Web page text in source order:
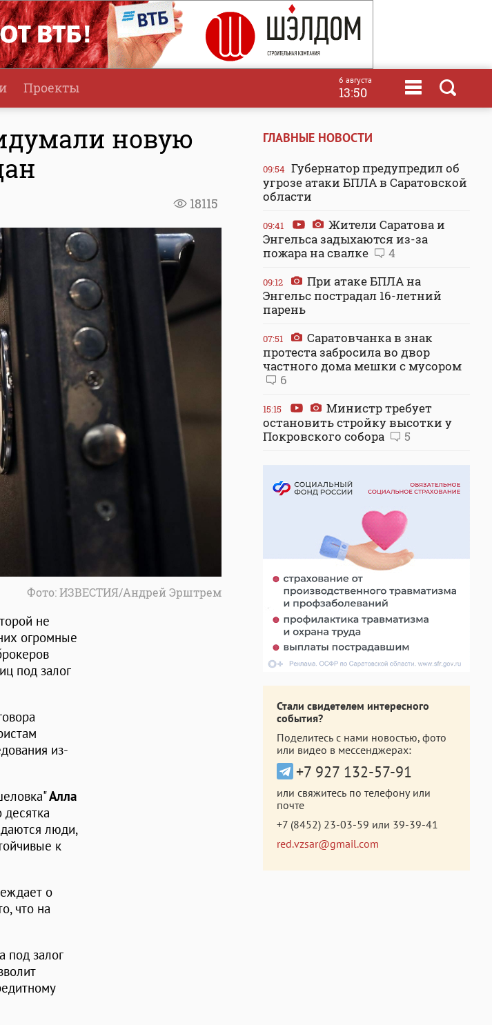
Проекты 6 августа
13:50
новую
18115
Фото: ИЗВЕСТИЯ/Андрей Эрштрем
не
огромные
под залог
из-
Алла
люди,
к
о
что на
под залог
ГЛАВНЫЕ НОВОСТИ
09:54 Губернатор предупредил об
угрозе атаки БПЛА в Саратовской
области
09:41
Жители Саратова и
Энгельса задыхаются из-за
пожара на свалке
4
09:12
При атаке БПЛА на
Энгельс пострадал 16-летний
парень
07:51
Саратовчанка в знак
протеста забросила во двор
частного дома мешки с мусором
6
15:15
Министр требует
остановить стройку высотки у
Покровского собора
5
Стали свидетелем интересного
события?
Поделитесь с нами новостью, фото
или видео в мессенджерах:
+7 927 132-57-91
или свяжитесь по телефону или
почте
+7 (8452) 23-03-59 или 39-39-41
red.vzsar@gmail.com